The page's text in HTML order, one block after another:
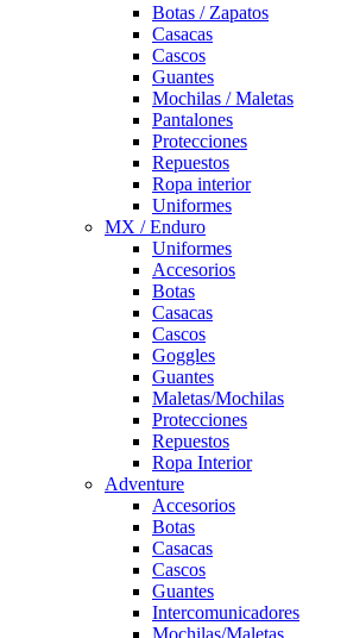
Botas / Zapatos
Casacas
Cascos
Guantes
Mochilas / Maletas
Pantalones
Protecciones
Repuestos
Ropa interior
Uniformes
MX / Enduro
Uniformes
Accesorios
Botas
Casacas
Cascos
Goggles
Guantes
Maletas/Mochilas
Protecciones
Repuestos
Ropa Interior
Adventure
Accesorios
Botas
Casacas
Cascos
Guantes
Intercomunicadores
Mochilas/Maletas